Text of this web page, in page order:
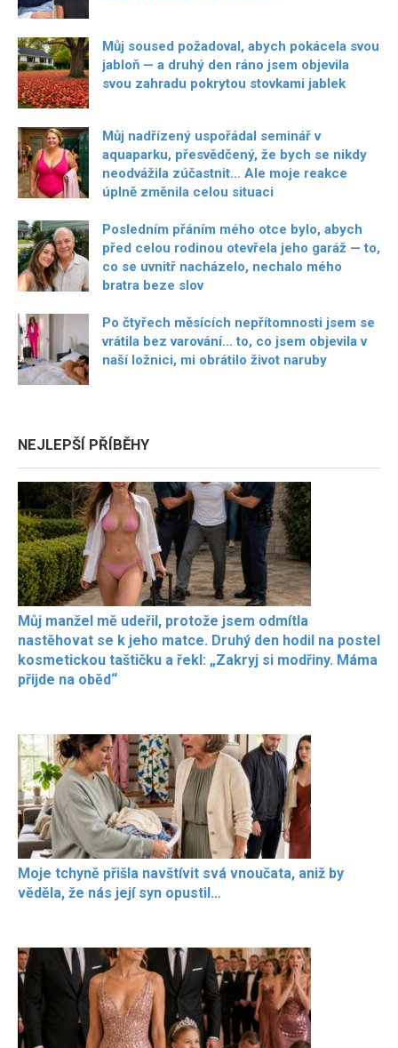
Můj soused požadoval, abych pokácela svou
jabloň — a druhý den ráno jsem objevila
svou zahradu pokrytou stovkami jablek
Můj nadřízený uspořádal seminář v
aquaparku, přesvědčený, že bych se nikdy
neodvážila zúčastnit… Ale moje reakce
úplně změnila celou situaci
Posledním přáním mého otce bylo, abych
před celou rodinou otevřela jeho garáž — to,
co se uvnitř nacházelo, nechalo mého
bratra beze slov
Po čtyřech měsících nepřítomnosti jsem se
vrátila bez varování… to, co jsem objevila v
naší ložnici, mi obrátilo život naruby
NEJLEPŠÍ PŘÍBĚHY
Můj manžel mě udeřil, protože jsem odmítla
nastěhovat se k jeho matce. Druhý den hodil na postel
kosmetickou taštičku a řekl: „Zakryj si modřiny. Máma
přijde na oběd“
Moje tchyně přišla navštívit svá vnoučata, aniž by
věděla, že nás její syn opustil…